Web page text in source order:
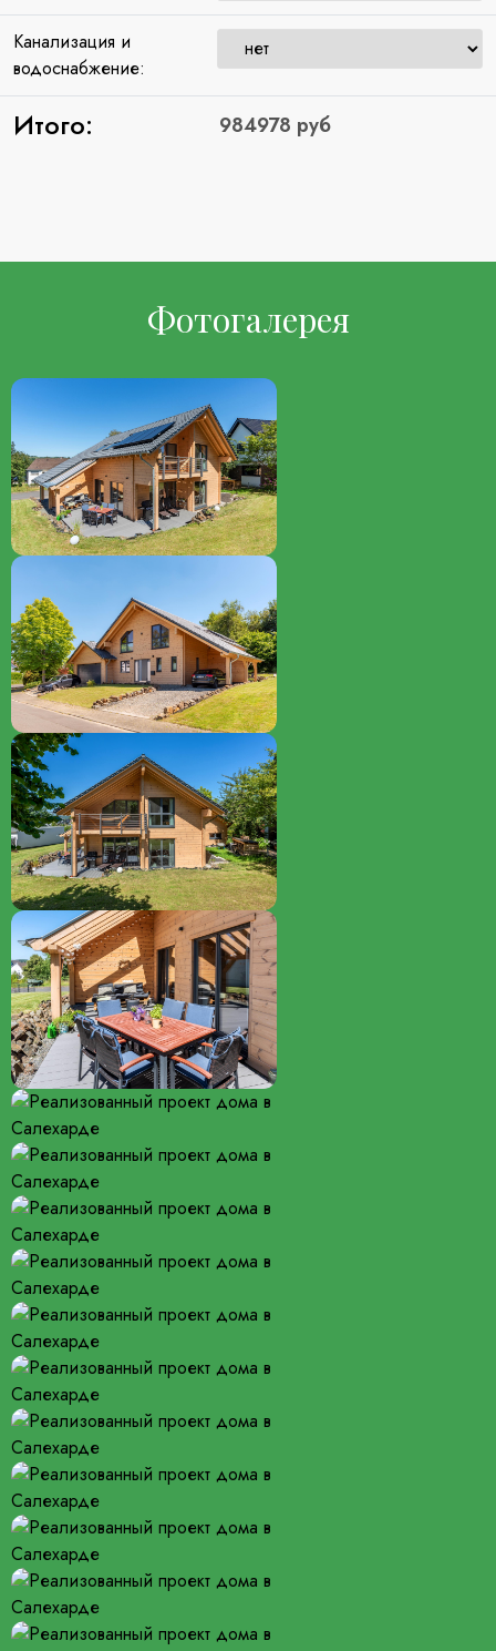
Канализация и
водоснабжение:
Итого:
Фотогалерея